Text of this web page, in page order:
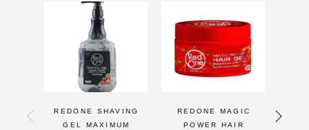
REDONE SHAVING
GEL MAXIMUM
REDONE MAGIC
POWER HAIR